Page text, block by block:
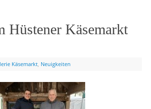
Hüstener Käsemarkt
Käsemarkt, Neuigkeiten